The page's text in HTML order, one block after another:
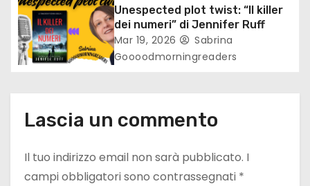
c
o
l
Unespected plot twist: “Il killer
dei numeri” di Jennifer Ruff
Mar 19, 2026
Sabrina
Goooodmorningreaders
Lascia un commento
Il tuo indirizzo email non sarà pubblicato. I
campi obbligatori sono contrassegnati *